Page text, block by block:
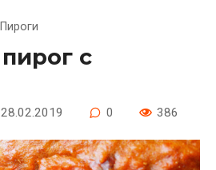
Пироги
28.02.2019 0 386